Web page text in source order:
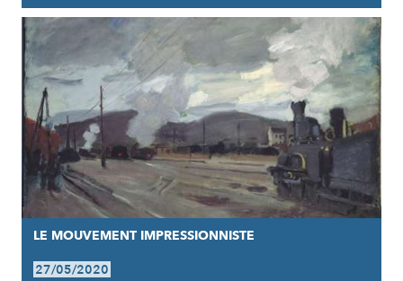
LE MOUVEMENT IMPRESSIONNISTE
27/05/2020